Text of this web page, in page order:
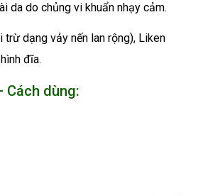
da do chủng vi khuẩn nhạy cảm.
trừ dạng vảy nến lan rộng), Liken
đĩa.
Cách dùng: